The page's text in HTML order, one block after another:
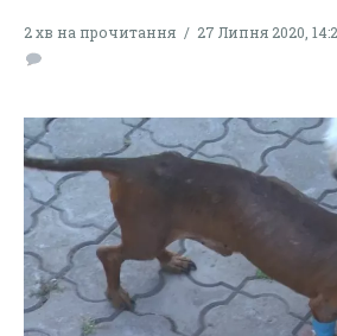
2 хв на прочитання 27 Липня 2020,